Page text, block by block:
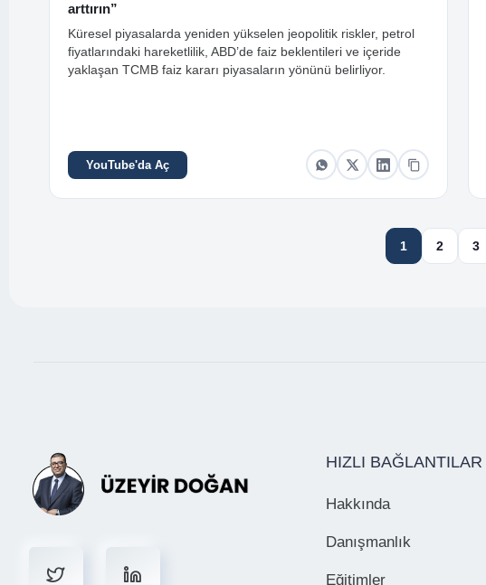
arttırın”
Küresel piyasalarda yeniden yükselen jeopolitik riskler, petrol
fiyatlarındaki hareketlilik, ABD’de faiz beklentileri ve içeride
yaklaşan TCMB faiz kararı piyasaların yönünü belirliyor.
YouTube'da Aç
1 2 3
HIZLI BAĞLANTILAR
Hakkında
Danışmanlık
Eğitimler